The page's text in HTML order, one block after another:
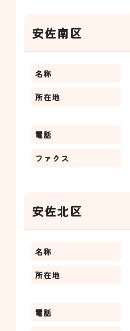
安佐南区
名称
所在地
電話
ファクス
安佐北区
名称
所在地
電話